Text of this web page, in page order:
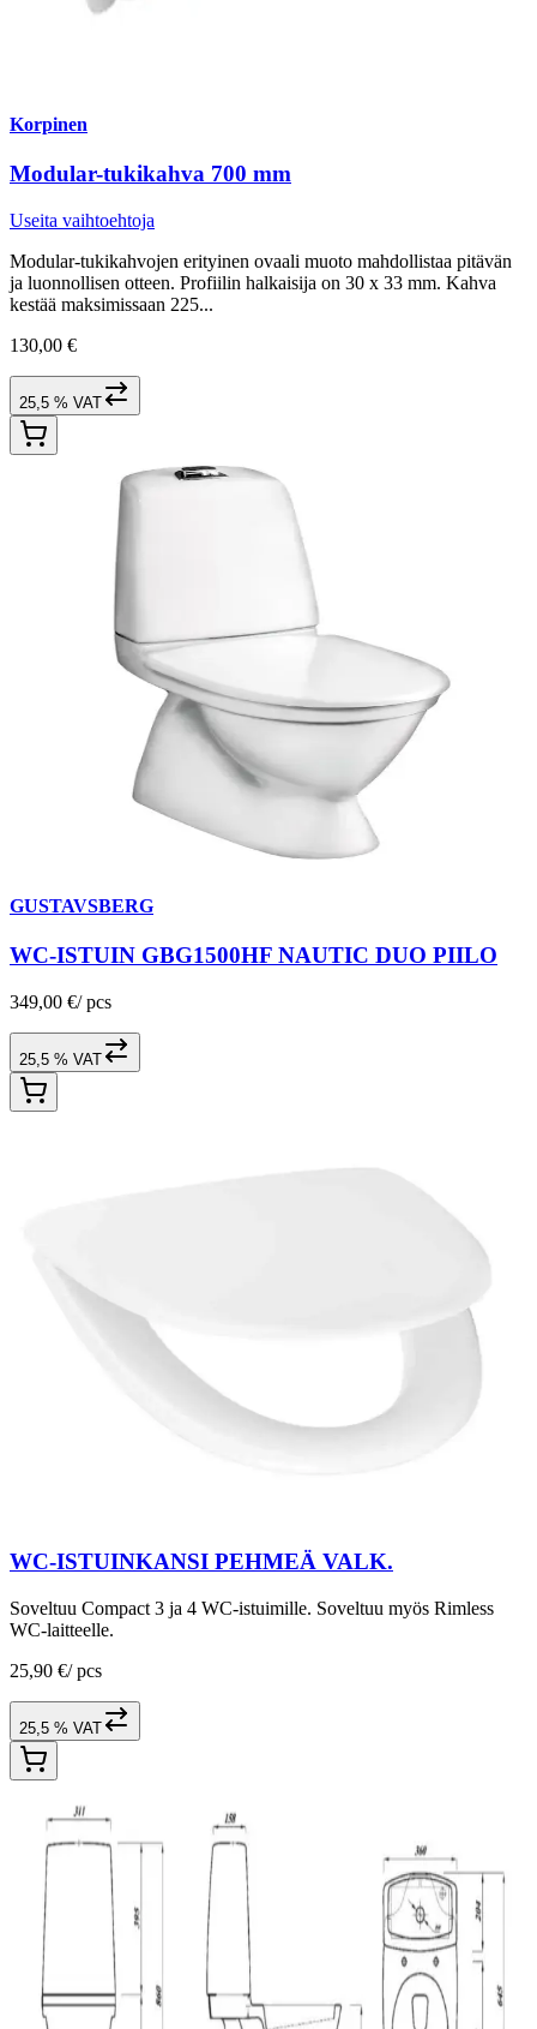
Korpinen
Modular-tukikahva 700 mm
Useita vaihtoehtoja
Modular-tukikahvojen erityinen ovaali muoto mahdollistaa pitävän
ja luonnollisen otteen. Profiilin halkaisija on 30 x 33 mm. Kahva
kestää maksimissaan 225...
130,00 €
25,5 % VAT
GUSTAVSBERG
WC-ISTUIN GBG1500HF NAUTIC DUO PIILO
349,00 €/ pcs
25,5 % VAT
WC-ISTUINKANSI PEHMEÄ VALK.
Soveltuu Compact 3 ja 4 WC-istuimille. Soveltuu myös Rimless
WC-laitteelle.
25,90 €/ pcs
25,5 % VAT